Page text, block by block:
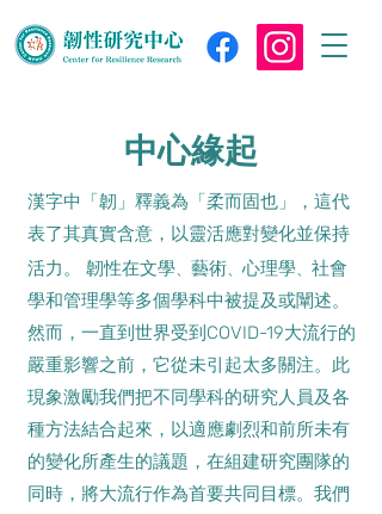
中心緣起
漢字中「韌」釋義為「柔而固也」，這代
表了其真實含意，以靈活應對變化並保持
活力。 韌性在文學、 藝術、 心理學、 社會
學和管理學等多個學科中被提及或闡述。
然而，一直到世界受到COVID-19大流行的
嚴重影響之前，它從未引起太多關注。此
現象激勵我們把不同學科的研究人員及各
種方法結合起來，以適應劇烈和前所未有
的變化所產生的議題，在組建研究團隊的
同時，將大流行作為首要共同目標。我們